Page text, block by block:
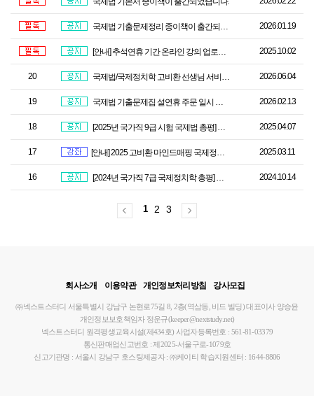
국제법 기출문제정리 종이책이 출간되었습니다. 2026.01.19
[안내] 추석연휴 기간 온라인 강의 업로드 일정 2025.10.02
20 국제법/국제정치학 고비환 선생님 서비스 종료에 따른 강좌 수강 안내 2026.06.04
19 국제법 기출문제집 설연휴 주문 일시 중단 알림 및 국제법 기본서 교재 출간 예정 2026.02.13
18 [2025년 국가직 9급 시험 국제법 총평] 평이하지만 지엽적이였던 시험 2025.04.07
17 [안내] 2025 고비환 마인드매핑 국제정치학 기본이론 개강안내입니다. 2025.03.11
16 [2024년 국가직 7급 국제정치학 총평] 작년도와 동일하게 최상위급의 난이도를 보였.. 2024.10.14
1 2 3
회사소개 이용약관 개인정보처리방침 강사모집
㈜넥스트스터디 서울특별시 강남구 논현로75길 8, 2층(역삼동, 비드 빌딩)대표이사 양승윤
개인정보보호책임자 정운규(keeper@nextstudy.net)
넥스트스터디 원격평생교육시설(제434호) 사업자등록번호 : 561-81-03379
통신판매업신고번호 : 제2025-서울구로-1079호
신고기관명 : 서울시 강남구 호스팅제공자 : ㈜케이티 학습지원센터 : 1644-8806